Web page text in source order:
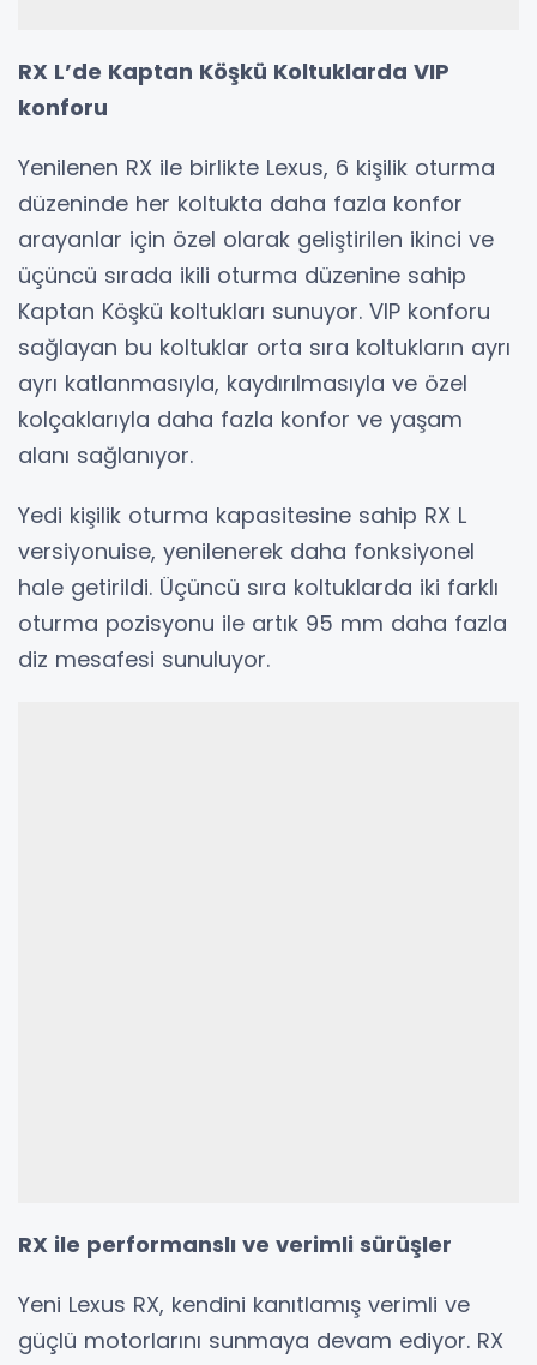
RX L’de Kaptan Köşkü Koltuklarda VIP
konforu
Yenilenen RX ile birlikte Lexus, 6 kişilik oturma
düzeninde her koltukta daha fazla konfor
arayanlar için özel olarak geliştirilen ikinci ve
üçüncü sırada ikili oturma düzenine sahip
Kaptan Köşkü koltukları sunuyor. VIP konforu
sağlayan bu koltuklar orta sıra koltukların ayrı
ayrı katlanmasıyla, kaydırılmasıyla ve özel
kolçaklarıyla daha fazla konfor ve yaşam
alanı sağlanıyor.
Yedi kişilik oturma kapasitesine sahip RX L
versiyonuise, yenilenerek daha fonksiyonel
hale getirildi. Üçüncü sıra koltuklarda iki farklı
oturma pozisyonu ile artık 95 mm daha fazla
diz mesafesi sunuluyor.
RX ile performanslı ve verimli sürüşler
Yeni Lexus RX, kendini kanıtlamış verimli ve
güçlü motorlarını sunmaya devam ediyor. RX